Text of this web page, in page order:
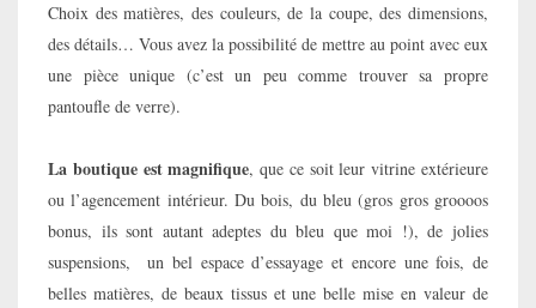
Choix des matières, des couleurs, de la coupe, des dimensions,
des détails… Vous avez la possibilité de mettre au point avec eux
une pièce unique (c’est un peu comme trouver sa propre
pantoufle de verre).
La boutique est magnifique, que ce soit leur vitrine extérieure
ou l’agencement intérieur. Du bois, du bleu (gros gros groooos
bonus, ils sont autant adeptes du bleu que moi !), de jolies
suspensions, un bel espace d’essayage et encore une fois, de
belles matières, de beaux tissus et une belle mise en valeur de